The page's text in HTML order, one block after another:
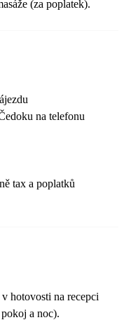
(za poplatek).
na telefonu
tax a poplatků
hotovosti na recepci
a noc).